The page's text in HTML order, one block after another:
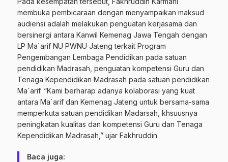
membuka pembicaraan dengan menyampaikan maksud
audiensi adalah melakukan penguatan kerjasama dan
bersinergi antara Kanwil Kemenag Jawa Tengah dengan
LP Ma`arif NU PWNU Jateng terkait Program
Pengembangan Lembaga Pendidikan pada satuan
pendidikan Madrasah, penguatan kompetensi Guru dan
Tenaga Kependidikan Madrasah pada satuan pendidikan
Ma`arif. “Kami berharap adanya kolaborasi yang kuat
antara Ma`arif dan Kemenag Jateng untuk bersama-sama
memperkuta satuan pendidikan Madarsah, khsuusnya
peningkatan kualitas dan kompetensi Guru dan Tenaga
Kependidikan Madrasah,” ujar Fakhruddin.
Baca juga: